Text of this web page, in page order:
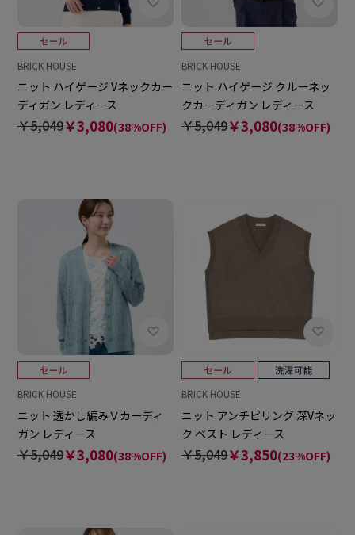
BRICK HOUSE
ニット ハイゲージ Vネックカー
ディガン レディース
￥5,049￥3,080(38%OFF)
BRICK HOUSE
ニット ハイゲージ クルーネッ
クカーディガン レディース
￥5,049￥3,080(38%OFF)
BRICK HOUSE
ニット 透かし編みＶカーディ
ガン レディース
￥5,049￥3,080(38%OFF)
BRICK HOUSE
ニット アンチピリング 深Vネッ
ク ベスト レディース
￥5,049￥3,850(23%OFF)